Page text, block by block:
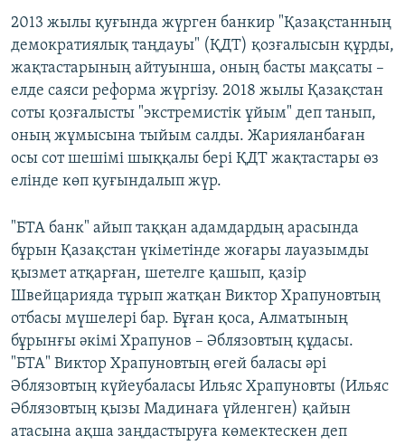
2013 жылы қуғында жүрген банкир "Қазақстанның
демократиялық таңдауы" (ҚДТ) қозғалысын құрды,
жақтастарының айтуынша, оның басты мақсаты –
елде саяси реформа жүргізу. 2018 жылы Қазақстан
соты қозғалысты "экстремистік ұйым" деп танып,
оның жұмысына тыйым салды. Жарияланбаған
осы сот шешімі шыққалы бері ҚДТ жақтастары өз
елінде көп қуғындалып жүр.
"БТА банк" айып таққан адамдардың арасында
бұрын Қазақстан үкіметінде жоғары лауазымды
қызмет атқарған, шетелге қашып, қазір
Швейцарияда тұрып жатқан Виктор Храпуновтың
отбасы мүшелері бар. Бұған қоса, Алматының
бұрынғы әкімі Храпунов – Әблязовтың құдасы.
"БТА" Виктор Храпуновтың өгей баласы әрі
Әблязовтың күйеубаласы Ильяс Храпуновты (Ильяс
Әблязовтың қызы Мадинаға үйленген) қайын
атасына ақша заңдастыруға көмектескен деп